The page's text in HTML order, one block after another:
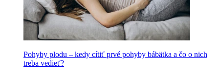
Pohyby plodu – kedy cítiť prvé pohyby bábätka a čo o nich
treba vedieť?